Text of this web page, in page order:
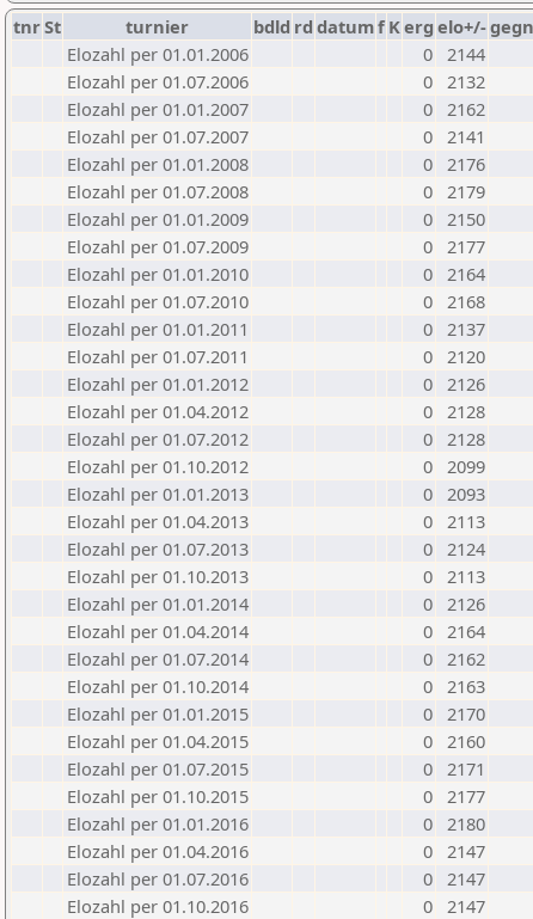
tnrSt turnier bdld rd datumf Kerg elo+/-
Elozahl per 01.01.2006
0 2144
Elozahl per 01.07.2006
0 2132
Elozahl per 01.01.2007
0 2162
Elozahl per 01.07.2007
0 2141
Elozahl per 01.01.2008
0 2176
Elozahl per 01.07.2008
0 2179
Elozahl per 01.01.2009
0 2150
Elozahl per 01.07.2009
0 2177
Elozahl per 01.01.2010
0 2164
Elozahl per 01.07.2010
0 2168
Elozahl per 01.01.2011
0 2137
Elozahl per 01.07.2011
0 2120
Elozahl per 01.01.2012
0 2126
Elozahl per 01.04.2012
0 2128
Elozahl per 01.07.2012
0 2128
Elozahl per 01.10.2012
0 2099
Elozahl per 01.01.2013
0 2093
Elozahl per 01.04.2013
0 2113
Elozahl per 01.07.2013
0 2124
Elozahl per 01.10.2013
0 2113
Elozahl per 01.01.2014
0 2126
Elozahl per 01.04.2014
0 2164
Elozahl per 01.07.2014
0 2162
Elozahl per 01.10.2014
0 2163
Elozahl per 01.01.2015
0 2170
Elozahl per 01.04.2015
0 2160
Elozahl per 01.07.2015
0 2171
Elozahl per 01.10.2015
0 2177
Elozahl per 01.01.2016
0 2180
Elozahl per 01.04.2016
0 2147
Elozahl per 01.07.2016
0 2147
Elozahl per 01.10.2016
0 2147